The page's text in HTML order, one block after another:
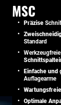
MSC
Präzise
Standard
Einfache und
Auflagearme
Wartungsfreie
Optimale